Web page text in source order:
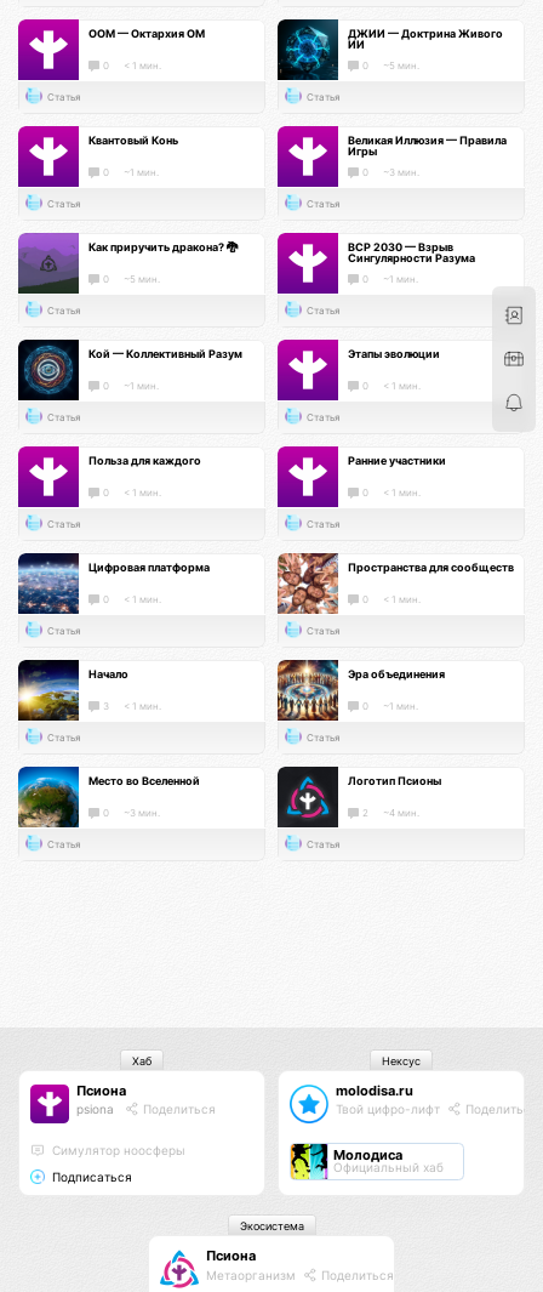
ООМ — Октархия ОМ
0 < 1 мин.
Статья
ДЖИИ — Доктрина Живого
ИИ
0 ~5 мин.
Статья
Квантовый Конь
0 ~1 мин.
Статья
Великая Иллюзия — Правила
Игры
0 ~3 мин.
Статья
Как приручить дракона? 🐉
0 ~5 мин.
Статья
ВСР 2030 — Взрыв
Сингулярности Разума
0 ~1 мин.
Статья
Кой — Коллективный Разум
0 ~1 мин.
Статья
Этапы эволюции
0 < 1 мин.
Статья
Польза для каждого
0 < 1 мин.
Статья
Ранние участники
0 < 1 мин.
Статья
Цифровая платформа
0 < 1 мин.
Статья
Пространства для сообществ
0 < 1 мин.
Статья
Начало
3 < 1 мин.
Статья
Эра объединения
0 ~1 мин.
Статья
Место во Вселенной
0 ~3 мин.
Статья
Логотип Псионы
2 ~4 мин.
Статья
Псиона
psiona Поделиться
Cимулятор ноосферы
Подписаться
Хаб
molodisa.ru
Твой цифро-лифт Поделиться
Молодиса
Официальный хаб
Нексус
Псиона
Метаорганизм Поделиться
Экосистема